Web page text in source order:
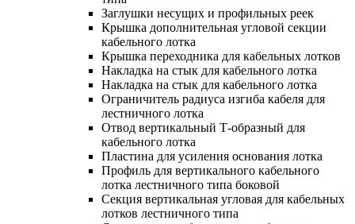
Заглушки несущих и профильных реек
Крышка дополнительная угловой секции
кабельного лотка
Крышка переходника для кабельных лотков
Накладка на стык для кабельного лотка
Накладка на стык для кабельного лотка
Ограничитель радиуса изгиба кабеля для
лестничного лотка
Отвод вертикальный Т-образный для
кабельного лотка
Пластина для усиления основания лотка
Профиль для вертикального кабельного
лотка лестничного типа боковой
Секция вертикальная угловая для кабельных
лотков лестничного типа